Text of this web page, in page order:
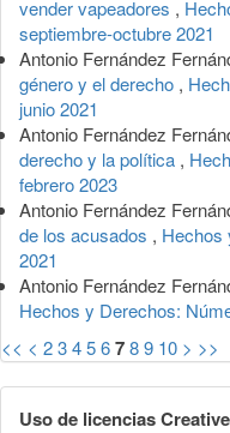
vender vapeadores ,
septiembre-octubre 2021
Antonio Fernández
género y el derecho ,
junio 2021
Antonio Fernández
derecho y la política ,
febrero 2023
Antonio Fernández
de los acusados , Hechos
2021
Antonio Fernández
Hechos y Derechos:
<< < 23456789 10 > >>
Uso de licencias